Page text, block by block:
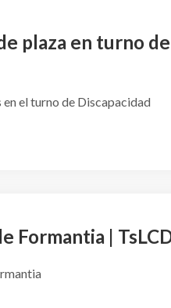
plaza en turno
el turno de Discapacidad
Formantia |